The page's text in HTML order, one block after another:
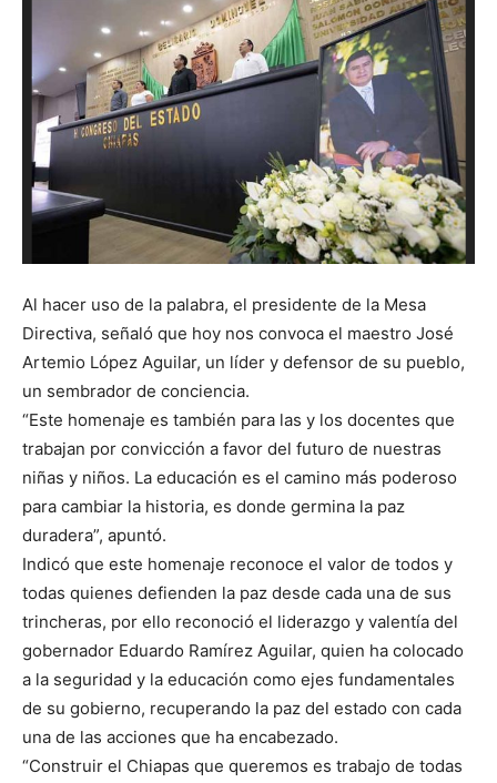
Al hacer uso de la palabra, el presidente de la Mesa
Directiva, señaló que hoy nos convoca el maestro José
Artemio López Aguilar, un líder y defensor de su pueblo,
un sembrador de conciencia.
“Este homenaje es también para las y los docentes que
trabajan por convicción a favor del futuro de nuestras
niñas y niños. La educación es el camino más poderoso
para cambiar la historia, es donde germina la paz
duradera”, apuntó.
Indicó que este homenaje reconoce el valor de todos y
todas quienes defienden la paz desde cada una de sus
trincheras, por ello reconoció el liderazgo y valentía del
gobernador Eduardo Ramírez Aguilar, quien ha colocado
a la seguridad y la educación como ejes fundamentales
de su gobierno, recuperando la paz del estado con cada
una de las acciones que ha encabezado.
“Construir el Chiapas que queremos es trabajo de todas